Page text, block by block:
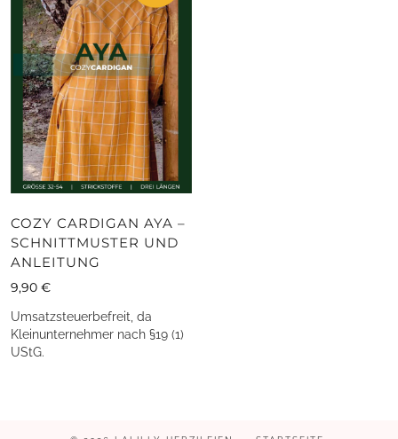
COZY CARDIGAN AYA –
SCHNITTMUSTER UND
ANLEITUNG
9,90 €
Umsatzsteuerbefreit, da
Kleinunternehmer nach §19 (1)
UStG.